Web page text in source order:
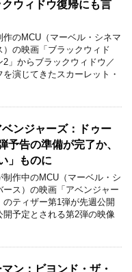
ウィドウ復帰にも言
作のMCU（マーベル・シネマ
）の映画「ブラックウィド
」からブラックウィドウ／
演じてきたスカーレット・
ベンジャーズ：ドゥー
予告の準備が完了か、
」ものに
制作中のMCU（マーベル・シ
ース）の映画「アベンジャー
のティザー第1弾が先週公開
開予定とされる第2弾の映像
ン：ビヨンド・ザ・